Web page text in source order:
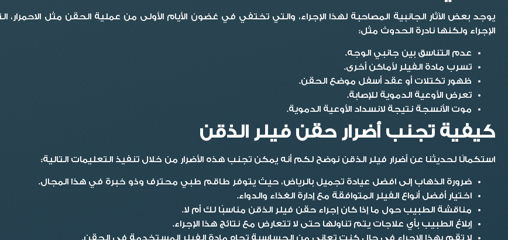
يوجد بعض الآثار الجانبية المصاحبة لهذا الإجراء، والتي تختفي في غضون الأيام الأولى من عملية الحقن مثل الاحمرار،
الإجراء ولكنها نادرة الحدوث مثل:
عدم التناسق بين جانبي الوجه.
تسرب مادة الفيلر لأماكن أخرى.
ظهور تكتلات أو عقد أسفل موضع الحقن.
تعرض الأوعية الدموية للإصابة.
موت الأنسجة نتيجة لانسداد الأوعية الدموية.
كيفية تجنب أضرار حقن فيلر الذقن
استكمالًا لحديثنا عن أضرار فيلر الذقن نوضح لكم أنه يمكن تجنب هذه الأضرار من خلال تنفيذ التعليمات التالية:
ضرورة الذهاب إلى افضل عيادة تجميل بالرياض، حيث يتوفر طاقم طبي محترف وذو خبرة في هذا المجال.
اختيار أفضل أنواع الفيلر المتوافقة مع إدارة الغذاء والدواء.
مناقشة الطبيب حول ما إذا كان إجراء حقن فيلر الذقن مناسبًا لك أم لا.
إبلاغ الطبيب بأي علاجات يتم تناولها حتى لا تتعارض مع نتائج هذا الإجراء.